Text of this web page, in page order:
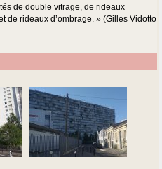
de double vitrage, de rideaux
de rideaux d’ombrage. » (Gilles Vidotto